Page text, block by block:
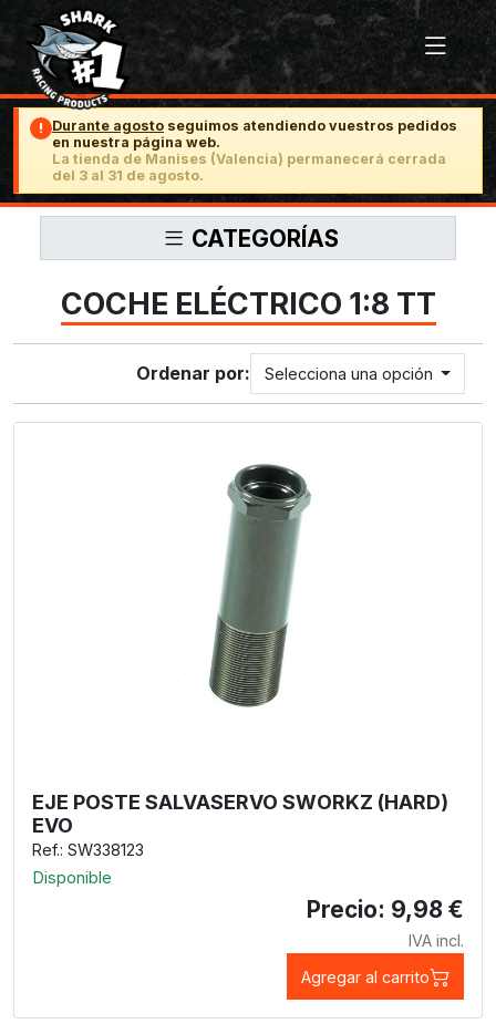
! Durante agosto seguimos atendiendo vuestros pedidos
en nuestra página web.
La tienda de Manises (Valencia) permanecerá cerrada
del 3 al 31 de agosto.
CATEGORÍAS
COCHE ELÉCTRICO 1:8 TT
Ordenar por: Selecciona una opción
EJE POSTE SALVASERVO SWORKZ (HARD)
EVO
Ref.: SW338123
Disponible
Precio: 9,98 €
IVA incl.
Agregar al carrito